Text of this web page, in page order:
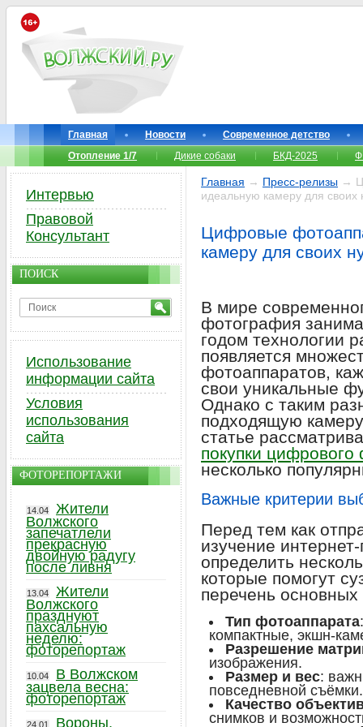
Главная Новости
Современное детство
Отопление 1/7
Дикие собаки БКД-2025
Главная → Пресс-релизы →
идеальную камеру для своих
Цифровые
камеру для своих
В мире
фотография
годом технологии
появляется
фотоаппаратов,
свои уникальные
Однако с таким
подходящую
статье
покупки цифрового
несколько
Важные критерии
Перед тем как
изучение
определить
которые помогут
перечень основных
Тип фотоаппарата
компактные, экшн-
Разрешение
изображения.
Размер и вес:
повседневной съёмки.
Качество
снимков и
Интервью
Правовой
Консультант
ПОИСК
Использование
информации сайта
Условия
использования
сайта
ФОТОРЕПОРТАЖИ
14.04
Жители
Волжского
запечатлели
прекрасную
двойную радугу
после ливня
13.04
Жители
Волжского
празднуют
пахсальную
неделю:
фоторепортаж
10.04
В Волжском
зацвела весна:
фоторепортаж
24.01 Вороны,